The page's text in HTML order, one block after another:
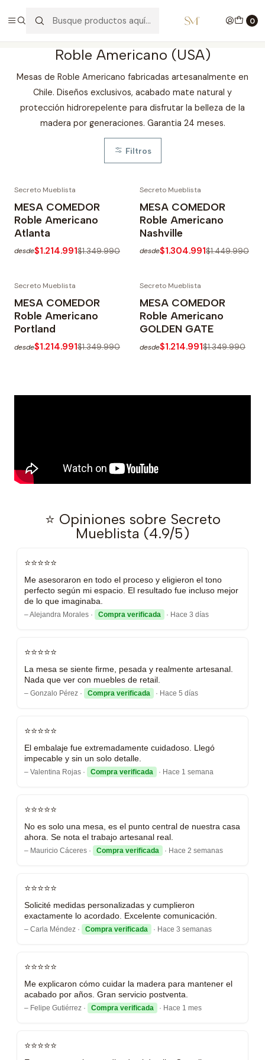
0
Roble Americano (USA)
Mesas de Roble Americano fabricadas artesanalmente en
Chile. Diseños exclusivos, acabado mate natural y
protección hidrorepelente para disfrutar la belleza de la
madera por generaciones. Garantia 24 meses.
Filtros
Secreto Mueblista
MESA COMEDOR
Roble Americano
Atlanta
desde$1.214.991$1.349.990
Secreto Mueblista
MESA COMEDOR
Roble Americano
Nashville
desde$1.304.991$1.449.990
Secreto Mueblista
MESA COMEDOR
Roble Americano
Portland
desde$1.214.991$1.349.990
Secreto Mueblista
MESA COMEDOR
Roble Americano
GOLDEN GATE
desde$1.214.991$1.349.990
⭐ Opiniones sobre Secreto
Mueblista (4.9/5)
⭐⭐⭐⭐⭐
Me asesoraron en todo el proceso y eligieron el tono
perfecto según mi espacio. El resultado fue incluso mejor
de lo que imaginaba.
– Alejandra Morales · Compra verificada · Hace 3 días
⭐⭐⭐⭐⭐
La mesa se siente firme, pesada y realmente artesanal.
Nada que ver con muebles de retail.
– Gonzalo Pérez · Compra verificada · Hace 5 días
⭐⭐⭐⭐⭐
El embalaje fue extremadamente cuidadoso. Llegó
impecable y sin un solo detalle.
– Valentina Rojas · Compra verificada · Hace 1 semana
⭐⭐⭐⭐⭐
No es solo una mesa, es el punto central de nuestra casa
ahora. Se nota el trabajo artesanal real.
– Mauricio Cáceres · Compra verificada · Hace 2 semanas
⭐⭐⭐⭐⭐
Solicité medidas personalizadas y cumplieron
exactamente lo acordado. Excelente comunicación.
– Carla Méndez · Compra verificada · Hace 3 semanas
⭐⭐⭐⭐⭐
Me explicaron cómo cuidar la madera para mantener el
acabado por años. Gran servicio postventa.
– Felipe Gutiérrez · Compra verificada · Hace 1 mes
⭐⭐⭐⭐⭐